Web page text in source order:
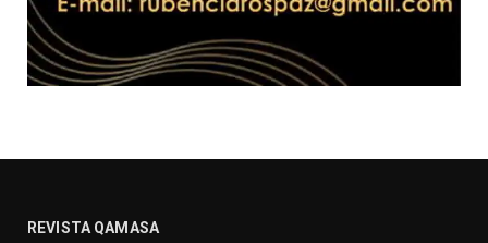
REVISTA QAMASA